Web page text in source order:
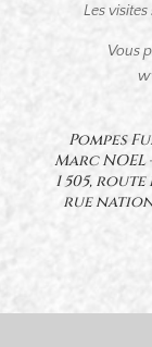
Les visites
Vous
Pompes
Marc NOEL
1 505, route
rue